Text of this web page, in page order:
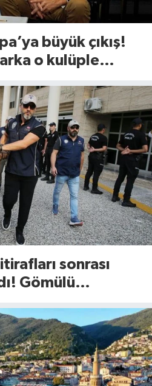
büyük çıkış!
o kulüple
sonrası
Gömülü